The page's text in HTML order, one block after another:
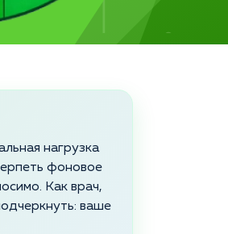
нагрузка
фоновое
Как врач,
ваше